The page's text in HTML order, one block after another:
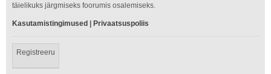
täielikuks järgmiseks foorumis osalemiseks.
Kasutamistingimused Privaatsuspoliis
Registreeru